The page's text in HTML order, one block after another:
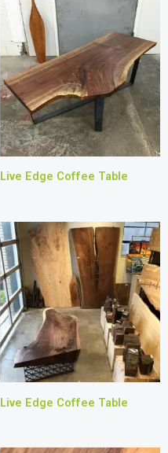
Live Edge Coffee Table
Live Edge Coffee Table